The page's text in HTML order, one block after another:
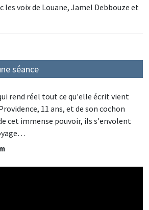
les voix de Louane, Jamel Debbouze et
séance
rend réel tout ce qu'elle écrit vient
11 ans, et de son cochon
cet immense pouvoir, ils s'envolent